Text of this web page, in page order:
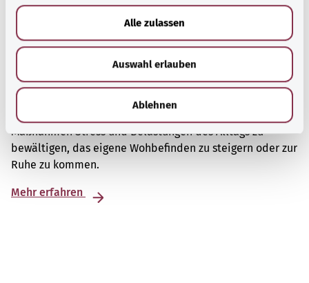
Alle zulassen
Auswahl erlauben
Ablehnen
Psyche und Wohlbefinden
Sport oder Meditation? Es gibt verschiedene
Maßnahmen Stress und Belastungen des Alltags zu
bewältigen, das eigene Wohbefinden zu steigern oder zur
Ruhe zu kommen.
Mehr erfahren